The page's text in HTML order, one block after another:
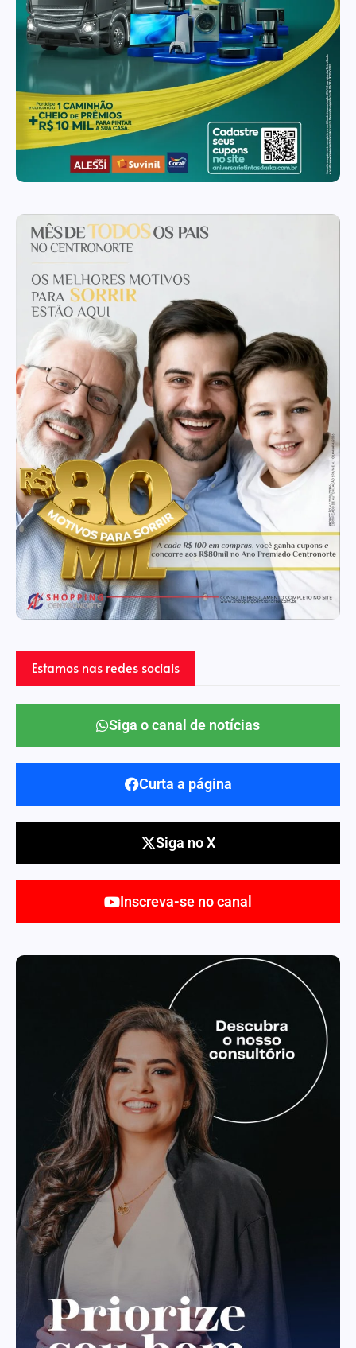
Estamos nas redes sociais
Siga o canal de notícias
Curta a página
Siga no X
Inscreva-se no canal